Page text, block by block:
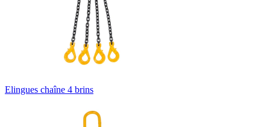
Elingues chaîne 4 brins